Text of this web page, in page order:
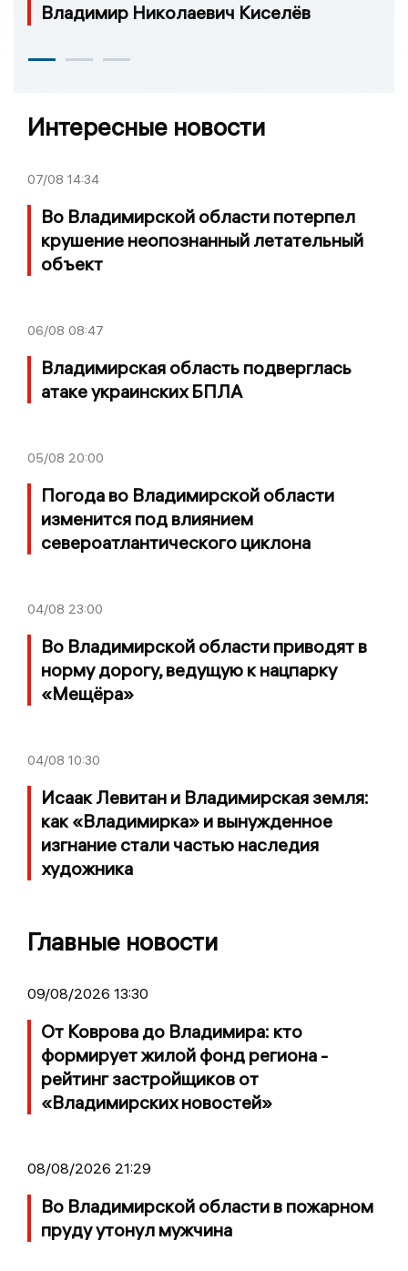
Владимир Николаевич Киселёв
Интересные новости
07/08 14:34
Во Владимирской области потерпел
крушение неопознанный летательный
объект
06/08 08:47
Владимирская область подверглась
атаке украинских БПЛА
05/08 20:00
Погода во Владимирской области
изменится под влиянием
североатлантического циклона
04/08 23:00
Во Владимирской области приводят в
норму дорогу, ведущую к нацпарку
«Мещёра»
04/08 10:30
Исаак Левитан и Владимирская земля:
как «Владимирка» и вынужденное
изгнание стали частью наследия
художника
Главные новости
09/08/2026 13:30
От Коврова до Владимира: кто
формирует жилой фонд региона -
рейтинг застройщиков от
«Владимирских новостей»
08/08/2026 21:29
Во Владимирской области в пожарном
пруду утонул мужчина